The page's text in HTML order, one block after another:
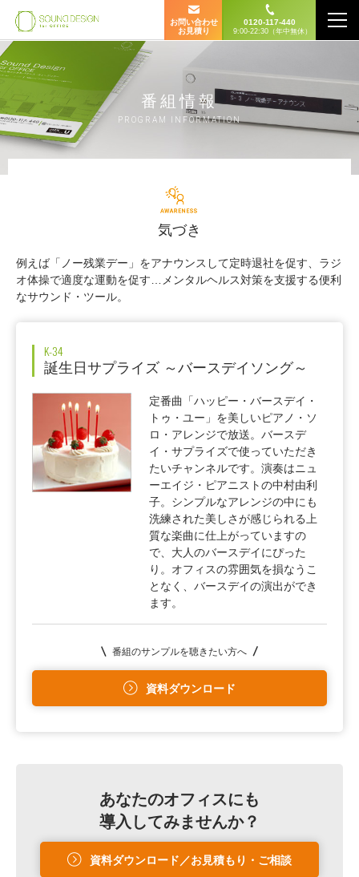
お問い合わせ
お見積り
0120-117-440
9:00-22:30（年中無休）
番組情報
PROGRAM INFORMATION
気づき
例えば「ノー残業デー」をアナウンスして定時退社を促す、ラジ
オ体操で適度な運動を促す…メンタルヘルス対策を支援する便利
なサウンド・ツール。
K-34
誕生日サプライズ ～バースデイソング～
定番曲「ハッピー・バースデイ・
トゥ・ユー」を美しいピアノ・ソ
ロ・アレンジで放送。バースデ
イ・サプライズで使っていただき
たいチャンネルです。演奏はニュ
ーエイジ・ピアニストの中村由利
子。シンプルなアレンジの中にも
洗練された美しさが感じられる上
質な楽曲に仕上がっていますの
で、大人のバースデイにぴった
り。オフィスの雰囲気を損なうこ
となく、バースデイの演出ができ
ます。
番組のサンプルを聴きたい方へ
資料ダウンロード
あなたのオフィスにも
導入してみませんか？
資料ダウンロード／お見積もり・ご相談